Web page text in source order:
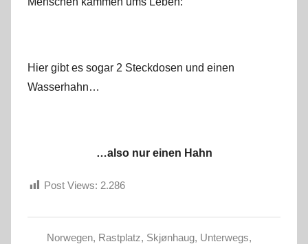
Hier gibt es sogar 2 Steckdosen und einen
Wasserhahn…
…also nur einen Hahn
Post Views: 2.286
Norwegen, Rastplatz, Skjønhaug, Unterwegs,